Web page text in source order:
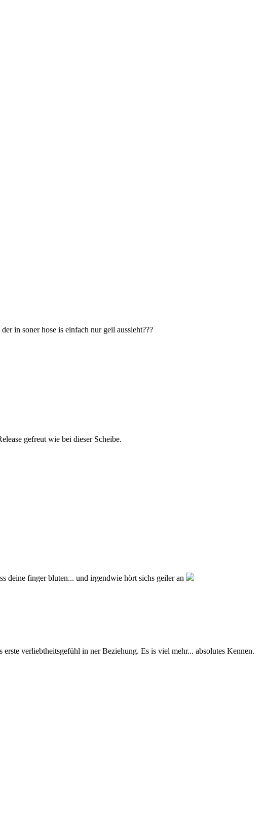
in soner hose is einfach nur geil aussieht???
gefreut wie bei dieser Scheibe.
deine finger bluten... und irgendwie hört sichs geiler an
verliebtheitsgefühl in ner Beziehung. Es is viel mehr... absolutes Kennen.